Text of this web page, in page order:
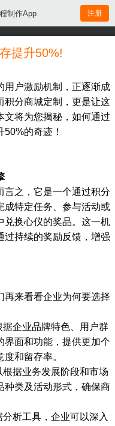
制作App 注册
提升50%!
用户激励机制，正逐渐成
积分商城定制，更是让这
文将为您揭秘，如何通过
的奇迹！
言之，它是一个通过积分
成特定任务、参与活动或
兑换心仪的奖品。这一机
过持续的奖励反馈，增强
再来看看企业为何要选择
企业品牌特色、用户群
界面和功能，提供更加个
和留存率。
据业务发展阶段和市场
种类及活动形式，确保商
析工具，企业可以深入